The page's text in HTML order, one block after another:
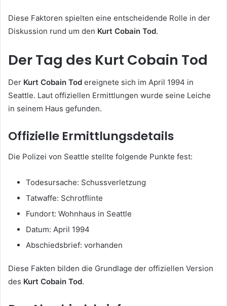
Diese Faktoren spielten eine entscheidende Rolle in der
Diskussion rund um den Kurt Cobain Tod.
Der Tag des Kurt Cobain Tod
Der Kurt Cobain Tod ereignete sich im April 1994 in
Seattle. Laut offiziellen Ermittlungen wurde seine Leiche
in seinem Haus gefunden.
Offizielle Ermittlungsdetails
Die Polizei von Seattle stellte folgende Punkte fest:
Todesursache: Schussverletzung
Tatwaffe: Schrotflinte
Fundort: Wohnhaus in Seattle
Datum: April 1994
Abschiedsbrief: vorhanden
Diese Fakten bilden die Grundlage der offiziellen Version
des Kurt Cobain Tod.